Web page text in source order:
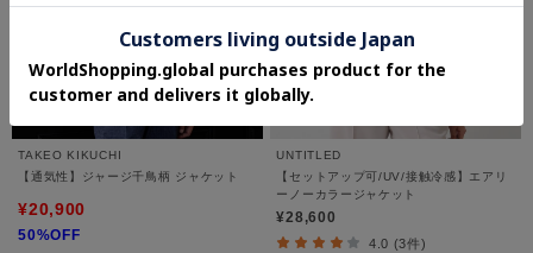
TAKEO KIKUCHI
【通気性】ジャージ千鳥柄 ジャケット
¥20,900
50%OFF
UNTITLED
【セットアップ可/UV/接触冷感】エアリ
ーノーカラージャケット
¥28,600
4.0 (3件)